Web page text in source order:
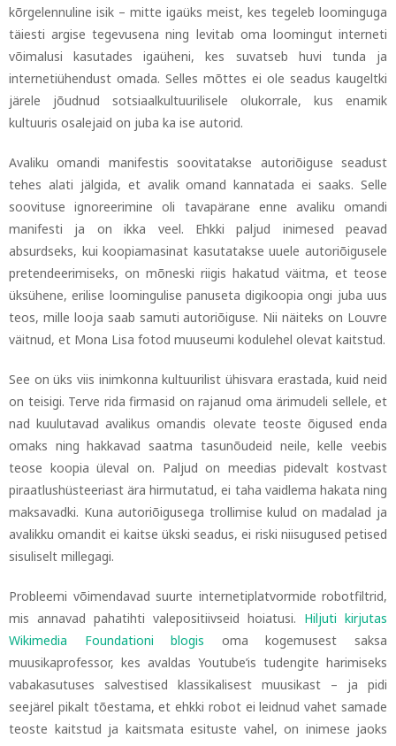
kõrgelennuline isik – mitte igaüks meist, kes tegeleb loominguga
täiesti argise tegevusena ning levitab oma loomingut interneti
võimalusi kasutades igaüheni, kes suvatseb huvi tunda ja
internetiühendust omada. Selles mõttes ei ole seadus kaugeltki
järele jõudnud sotsiaalkultuurilisele olukorrale, kus enamik
kultuuris osalejaid on juba ka ise autorid.
Avaliku omandi manifestis soovitatakse autoriõiguse seadust
tehes alati jälgida, et avalik omand kannatada ei saaks. Selle
soovituse ignoreerimine oli tavapärane enne avaliku omandi
manifesti ja on ikka veel. Ehkki paljud inimesed peavad
absurdseks, kui koopiamasinat kasutatakse uuele autoriõigusele
pretendeerimiseks, on mõneski riigis hakatud väitma, et teose
üksühene, erilise loomingulise panuseta digikoopia ongi juba uus
teos, mille looja saab samuti autoriõiguse. Nii näiteks on Louvre
väitnud, et Mona Lisa fotod muuseumi kodulehel olevat kaitstud.
See on üks viis inimkonna kultuurilist ühisvara erastada, kuid neid
on teisigi. Terve rida firmasid on rajanud oma ärimudeli sellele, et
nad kuulutavad avalikus omandis olevate teoste õigused enda
omaks ning hakkavad saatma tasunõudeid neile, kelle veebis
teose koopia üleval on. Paljud on meedias pidevalt kostvast
piraatlushüsteeriast ära hirmutatud, ei taha vaidlema hakata ning
maksavadki. Kuna autoriõigusega trollimise kulud on madalad ja
avalikku omandit ei kaitse ükski seadus, ei riski niisugused petised
sisuliselt millegagi.
Probleemi võimendavad suurte internetiplatvormide robotfiltrid,
mis annavad pahatihti valepositiivseid hoiatusi. Hiljuti kirjutas
Wikimedia Foundationi blogis
oma kogemusest saksa
muusikaprofessor, kes avaldas Youtube’is tudengite harimiseks
vabakasutuses salvestised klassikalisest muusikast – ja pidi
seejärel pikalt tõestama, et ehkki robot ei leidnud vahet samade
teoste kaitstud ja kaitsmata esituste vahel, on inimese jaoks